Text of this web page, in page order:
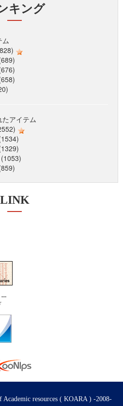
キング
ム
アイテム
(1053)
LINK
Academic resources ( KOARA ) -2008-